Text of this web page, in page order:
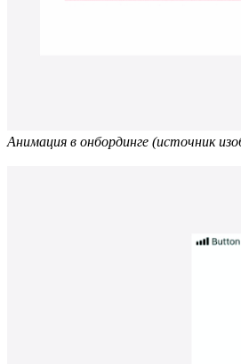
Анимация в онбординге (источник